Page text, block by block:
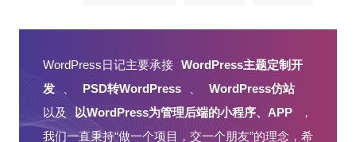
WordPress日记主要承接 WordPress主题定制开
发
PSD转WordPress
WordPress仿站
以及
以WordPress为管理后端的小程序、APP
，
我们一直秉持“做一个项目，交一个朋友”的理念，希